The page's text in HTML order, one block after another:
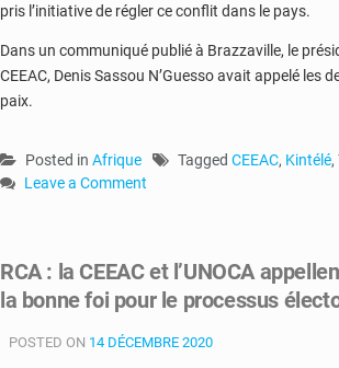
pris l’initiative de régler ce conflit dans le pays.
Dans un communiqué publié à Brazzaville, le
CEEAC, Denis Sassou N’Guesso avait appelé les
paix.
Posted in Afrique Tagged CEEAC, Kintélé,
Leave a Comment
:
Faustin-
Touadera
RCA : la CEEAC et l’UNOCA
la bonne foi pour le processus
POSTED ON 14 DÉCEMBRE 2020